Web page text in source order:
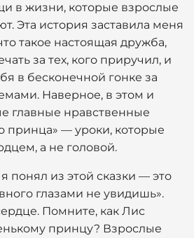
в жизни, которые взрослые
Эта история заставила меня
такое настоящая дружба,
за тех, кого приручил, и
в бесконечной гонке за
Наверное, в этом и
главные нравственные
принца» — уроки, которые
а не головой.
понял из этой сказки — это
глазами не увидишь».
Помните, как Лис
принцу? Взрослые